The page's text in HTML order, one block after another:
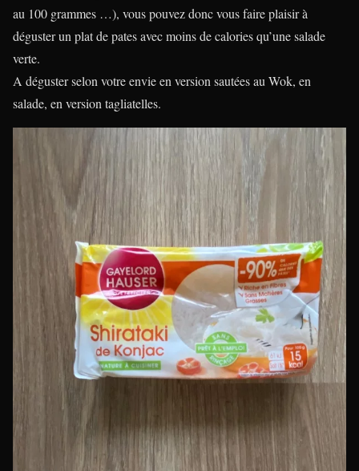
au 100 grammes …), vous pouvez donc vous faire plaisir à
déguster un plat de pates avec moins de calories qu’une salade
verte.
A déguster selon votre envie en version sautées au Wok, en
salade, en version tagliatelles.